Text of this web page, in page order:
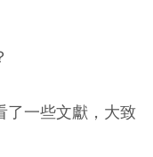
了一些文獻，大致